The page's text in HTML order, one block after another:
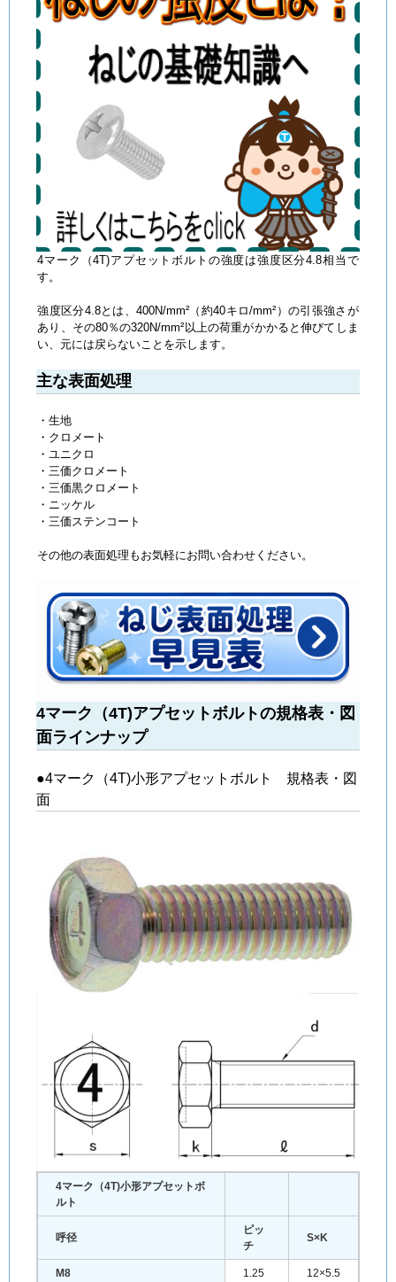
4マーク（4T)アプセットボルトの強度は強度区分4.8相当で
す。
強度区分4.8とは、400N/mm²（約40キロ/mm²）の引張強さが
あり、その80％の320N/mm²以上の荷重がかかると伸びてしま
い、元には戻らないことを示します。
主な表面処理
・生地
・クロメート
・ユニクロ
・三価クロメート
・三価黒クロメート
・ニッケル
・三価ステンコート
その他の表面処理もお気軽にお問い合わせください。
4マーク（4T)アプセットボルトの規格表・図
面ラインナップ
●4マーク（4T)小形アプセットボルト 規格表・図
面
4マーク（4T)小形アプセットボ
ルト
呼径
ピッ
チ
S×K
M8 1.25 12×5.5